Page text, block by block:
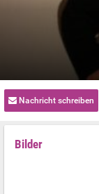
Nachricht schreiben
Bilder